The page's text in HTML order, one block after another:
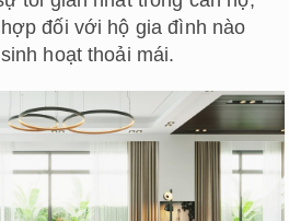
đối với hộ gia đình nào
hoạt thoải mái.